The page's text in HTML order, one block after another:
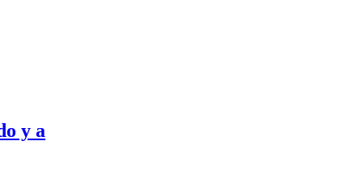
y a